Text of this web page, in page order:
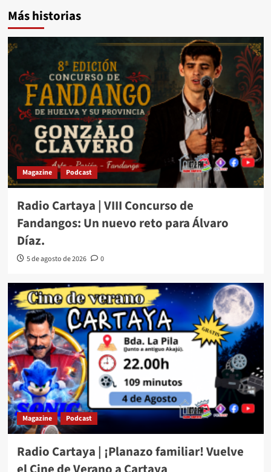
Más historias
Magazine Podcast
Radio Cartaya | VIII Concurso de
Fandangos: Un nuevo reto para Álvaro
Díaz.
5 de agosto de 2026 0
Magazine Podcast
Radio Cartaya | ¡Planazo familiar! Vuelve